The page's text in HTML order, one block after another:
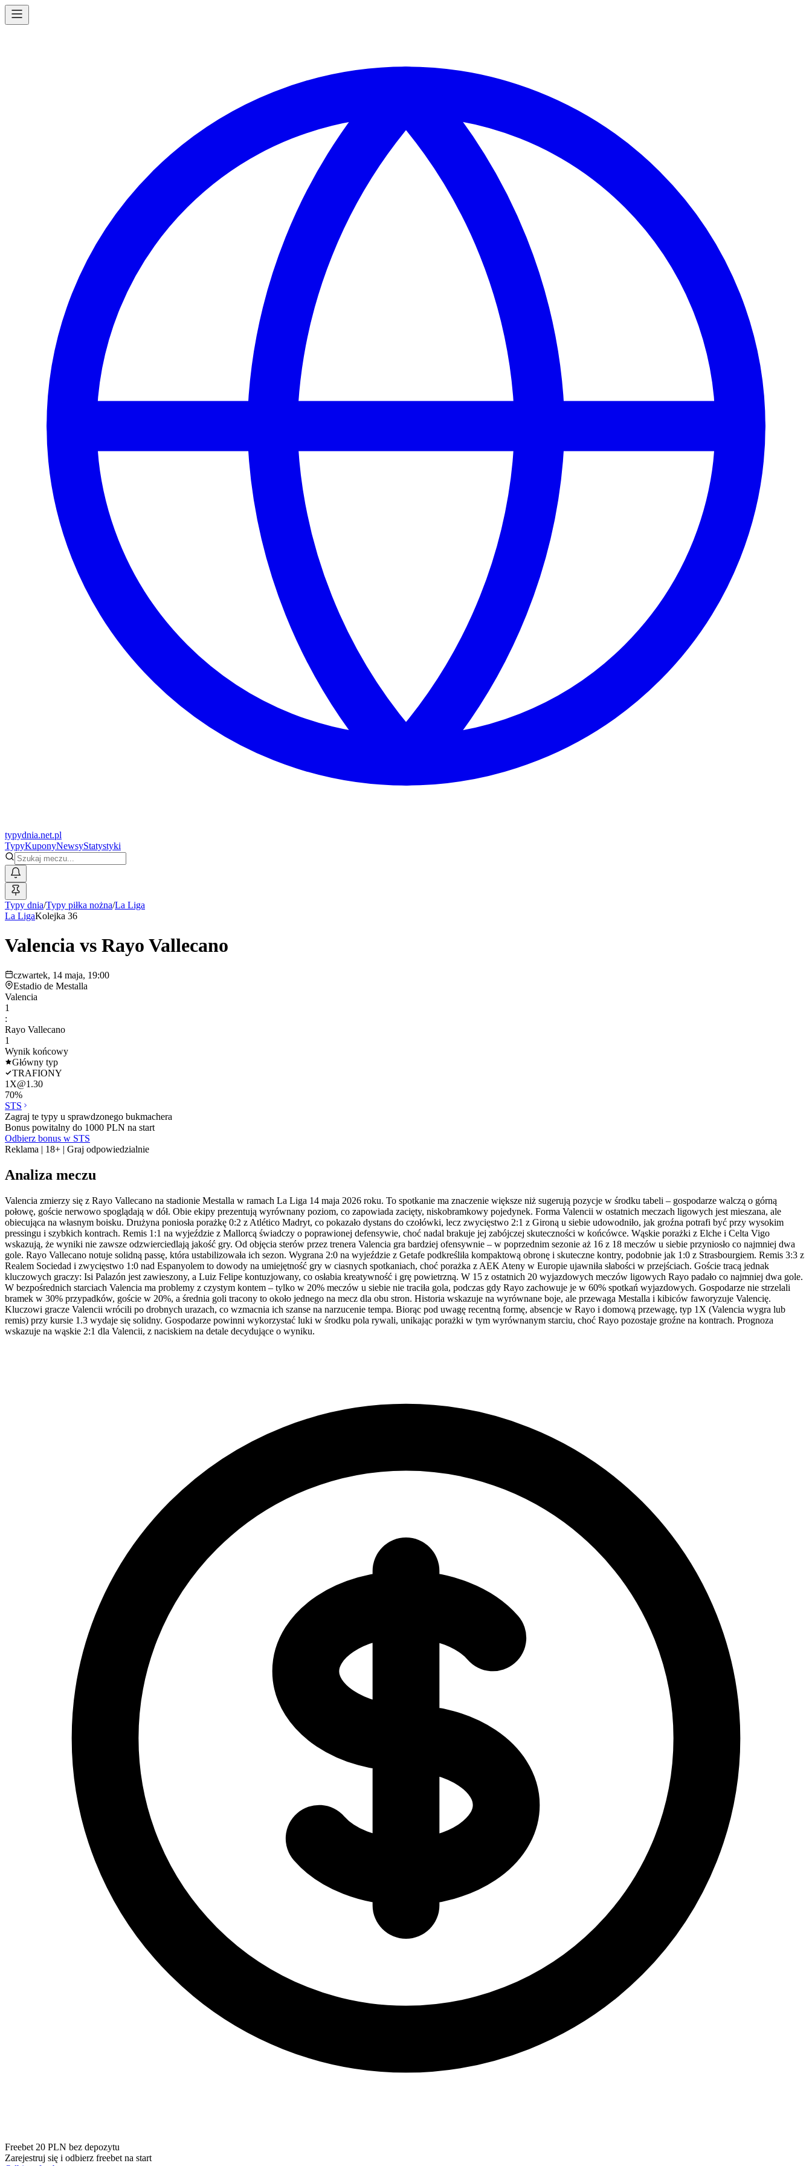
typydnia.net.pl
TypyKuponyNewsyStatystyki
Typy dnia/Typy piłka nożna/La Liga
La LigaKolejka 36
Valencia vs Rayo Vallecano
czwartek, 14 maja, 19:00
Estadio de Mestalla
Valencia
1
:
Rayo Vallecano
1
Wynik końcowy
Główny typ
TRAFIONY
1X@1.30
70%
STS
Zagraj te typy u sprawdzonego bukmachera
Bonus powitalny do 1000 PLN na start
Odbierz bonus w STS
Reklama | 18+ | Graj odpowiedzialnie
Analiza meczu
Valencia zmierzy się z Rayo Vallecano na stadionie Mestalla w ramach La Liga 14 maja 2026 roku. To spotkanie ma znaczenie większe niż sugerują pozycje w środku tabeli – gospodarze walczą o górną
połowę, goście nerwowo spoglądają w dół. Obie ekipy prezentują wyrównany poziom, co zapowiada zacięty, niskobramkowy pojedynek. Forma Valencii w ostatnich meczach ligowych jest mieszana, ale
obiecująca na własnym boisku. Drużyna poniosła porażkę 0:2 z Atlético Madryt, co pokazało dystans do czołówki, lecz zwycięstwo 2:1 z Gironą u siebie udowodniło, jak groźna potrafi być przy wysokim
pressingu i szybkich kontrach. Remis 1:1 na wyjeździe z Mallorcą świadczy o poprawionej defensywie, choć nadal brakuje jej zabójczej skuteczności w końcówce. Wąskie porażki z Elche i Celta Vigo
wskazują, że wyniki nie zawsze odzwierciedlają jakość gry. Od objęcia sterów przez trenera Valencia gra bardziej ofensywnie – w poprzednim sezonie aż 16 z 18 meczów u siebie przyniosło co najmniej dwa
gole. Rayo Vallecano notuje solidną passę, która ustabilizowała ich sezon. Wygrana 2:0 na wyjeździe z Getafe podkreśliła kompaktową obronę i skuteczne kontry, podobnie jak 1:0 z Strasbourgiem. Remis 3:3 z
Realem Sociedad i zwycięstwo 1:0 nad Espanyolem to dowody na umiejętność gry w ciasnych spotkaniach, choć porażka z AEK Ateny w Europie ujawniła słabości w przejściach. Goście tracą jednak
kluczowych graczy: Isi Palazón jest zawieszony, a Luiz Felipe kontuzjowany, co osłabia kreatywność i grę powietrzną. W 15 z ostatnich 20 wyjazdowych meczów ligowych Rayo padało co najmniej dwa gole.
W bezpośrednich starciach Valencia ma problemy z czystym kontem – tylko w 20% meczów u siebie nie traciła gola, podczas gdy Rayo zachowuje je w 60% spotkań wyjazdowych. Gospodarze nie strzelali
bramek w 30% przypadków, goście w 20%, a średnia goli tracony to około jednego na mecz dla obu stron. Historia wskazuje na wyrównane boje, ale przewaga Mestalla i kibiców faworyzuje Valencię.
Kluczowi gracze Valencii wrócili po drobnych urazach, co wzmacnia ich szanse na narzucenie tempa. Biorąc pod uwagę recentną formę, absencje w Rayo i domową przewagę, typ 1X (Valencia wygra lub
remis) przy kursie 1.3 wydaje się solidny. Gospodarze powinni wykorzystać luki w środku pola rywali, unikając porażki w tym wyrównanym starciu, choć Rayo pozostaje groźne na kontrach. Prognoza
wskazuje na wąskie 2:1 dla Valencii, z naciskiem na detale decydujące o wyniku.
Freebet 20 PLN bez depozytu
Zarejestruj się i odbierz freebet na start